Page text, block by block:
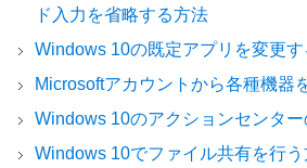
ド入力を省略する方法
Windows 10の既定アプリを変更
Microsoftアカウントから各種機器
Windows 10のアクションセンタ
Windows 10でファイル共有を行う